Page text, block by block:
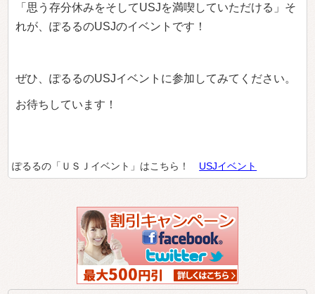
「思う存分休みをそしてUSJを満喫していただける」そ
れが、ぽるるのUSJのイベントです！
ぜひ、ぽるるのUSJイベントに参加してみてください。
お待ちしています！
ぽるるの「ＵＳＪイベント」はこちら！ USJイベント